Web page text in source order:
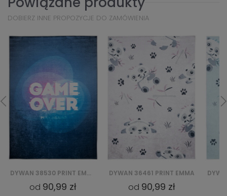
DOBIERZ INNE PROPOZYCJE DO ZAMÓWIENIA
DYWAN 36461 PRINT EMMA
od 90,99 zł
DYWAN 36460 PRINT EMMA
od 90,99 zł